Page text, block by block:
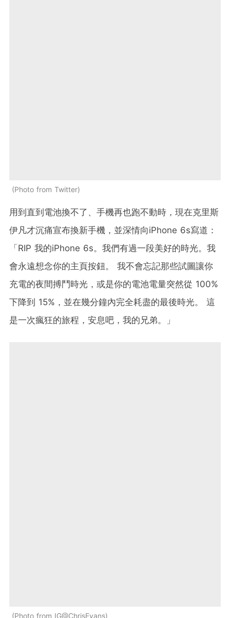
Photo from Twitter
用到直到電池換不了、手機再也跑不動時，現在克里斯
伊凡才沉痛宣布換新手機，並深情向iPhone 6s寫道：
「RIP 我的iPhone 6s。我們有過一段美好的時光。我
會永遠想念你的主頁按鈕。 我不會忘記那些試圖讓你
充電的夜間搏鬥時光，或是你的電池電量突然從 100%
下降到 15%，並在幾分鐘內完全耗盡的最後時光。 這
是一次瘋狂的旅程，安息吧，我的兄弟。」
Photo from IG@ChrisEvans